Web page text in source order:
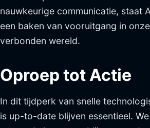
nauwkeurige communicatie, staat
een baken van vooruitgang in
verbonden wereld.
Oproep tot Actie
In dit tijdperk van snelle
is up-to-date blijven essentieel.